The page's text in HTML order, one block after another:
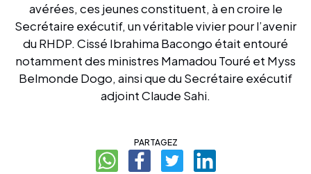
avérées, ces jeunes constituent, à en croire le
Secrétaire exécutif, un véritable vivier pour l’avenir
du RHDP. Cissé Ibrahima Bacongo était entouré
notamment des ministres Mamadou Touré et Myss
Belmonde Dogo, ainsi que du Secrétaire exécutif
adjoint Claude Sahi.
PARTAGEZ